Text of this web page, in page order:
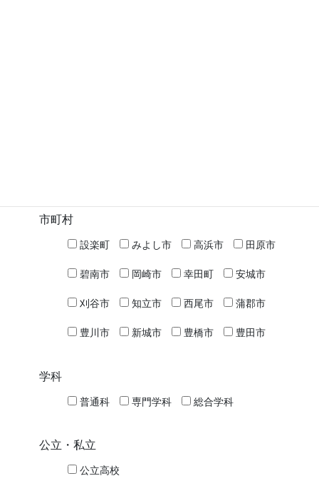
市町村
設楽町 みよし市 高浜市 田原市
碧南市 岡崎市 幸田町 安城市
刈谷市 知立市 西尾市 蒲郡市
豊川市 新城市 豊橋市 豊田市
学科
普通科 専門学科 総合学科
公立・私立
公立高校